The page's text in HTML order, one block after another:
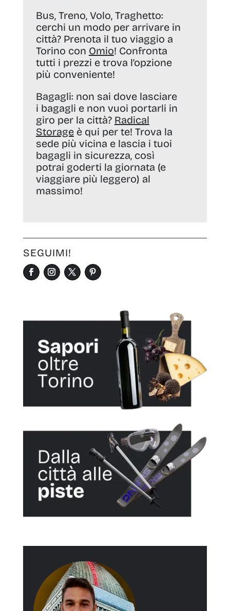
Bus, Treno, Volo, Traghetto:
cerchi un modo per arrivare in
città? Prenota il tuo viaggio a
Torino con Omio! Confronta
tutti i prezzi e trova l’opzione
più conveniente!
Bagagli: non sai dove lasciare
i bagagli e non vuoi portarli in
giro per la città? Radical
Storageè qui per te! Trova la
sede più vicina e lascia i tuoi
bagagli in sicurezza, così
potrai goderti la giornata (e
viaggiare più leggero) al
massimo!
SEGUIMI!